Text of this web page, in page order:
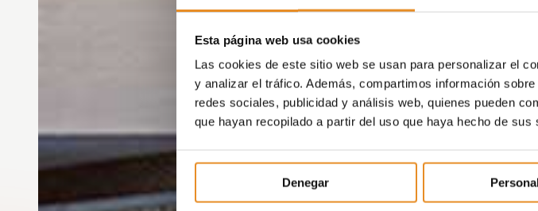
Esta página web usa cookies
Las cookies de este sitio web se usan para personalizar el
y analizar el tráfico. Además, compartimos información
redes sociales, publicidad y análisis web, quienes pueden
que hayan recopilado a partir del uso que haya hecho de sus
Denegar